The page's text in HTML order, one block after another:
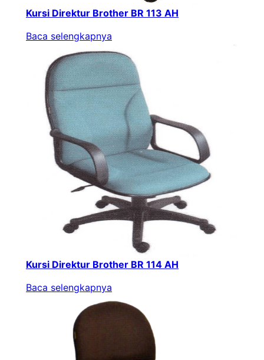
Kursi Direktur Brother BR 113 AH
Baca selengkapnya
Kursi Direktur Brother BR 114 AH
Baca selengkapnya